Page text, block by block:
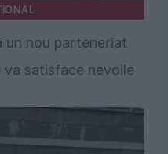
un nou parteneriat
satisface nevoile